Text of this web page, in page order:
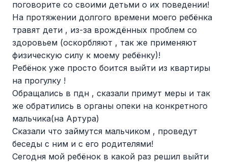
поговорите со своими детьми о их поведении!
На протяжении долгого времени моего ребёнка
травят дети , из-за врождённых проблем со
здоровьем (оскорбляют , так же применяют
физическую силу к моему ребёнку)!
Ребёнок уже просто боится выйти из квартиры
на прогулку !
Обращались в пдн , сказали примут меры и так
же обратились в органы опеки на конкретного
мальчика(на Артура)
Сказали что займутся мальчиком , проведут
беседы с ним и с его родителями!
Сегодня мой ребёнок в какой раз решил выйти